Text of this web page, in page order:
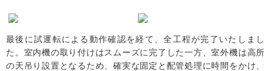
最後に試運転による動作確認を経て、全工程が完了いたしまし
た。室内機の取り付けはスムーズに完了した一方、室外機は高所
の天吊り設置となるため、確実な固定と配管処理に時間をかけ、